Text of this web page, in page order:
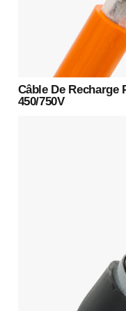
Câble De
450/750V